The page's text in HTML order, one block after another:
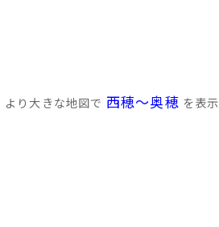
より大きな地図で 西穂～奥穂 を表示